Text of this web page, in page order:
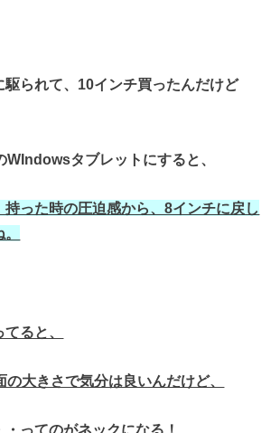
駆られて、10インチ買ったんだけど
WIndowsタブレットにすると、
った時の圧迫感から、8インチに戻し
ると、
大きさで気分は良いんだけど、